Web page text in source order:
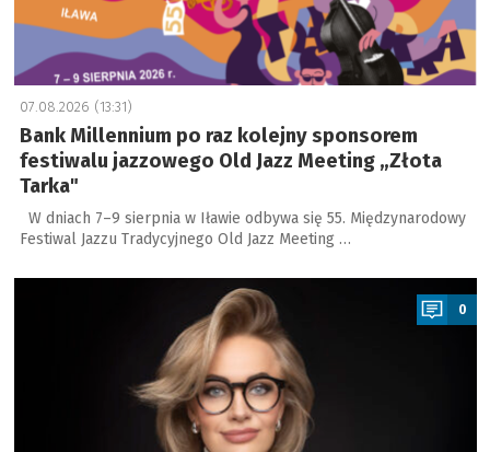
07.08.2026 (13:31)
Bank Millennium po raz kolejny sponsorem
festiwalu jazzowego Old Jazz Meeting „Złota
Tarka"
W dniach 7–9 sierpnia w Iławie odbywa się 55. Międzynarodowy
Festiwal Jazzu Tradycyjnego Old Jazz Meeting …
a
0